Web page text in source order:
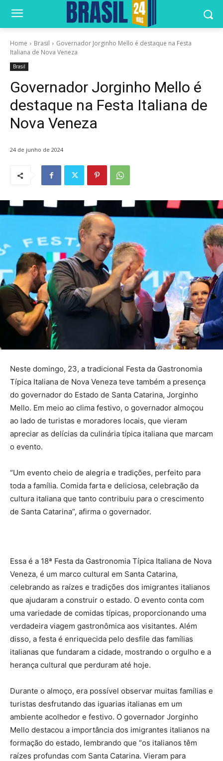
Home Brasil
Governador Jorginho Mello é destaque na Festa
Italiana de Nova Veneza
Brasil
Governador Jorginho Mello é
destaque na Festa Italiana de
Nova Veneza
24 de junho de 2024
Neste domingo, 23, a tradicional Festa da Gastronomia
Típica Italiana de Nova Veneza teve também a presença
do governador do Estado de Santa Catarina, Jorginho
Mello. Em meio ao clima festivo, o governador almoçou
ao lado de turistas e moradores locais, que vieram
apreciar as delícias da culinária típica italiana que marcam
o evento.
“Um evento cheio de alegria e tradições, perfeito para
toda a família. Comida farta e deliciosa, celebração da
cultura italiana que tanto contribuiu para o crescimento
de Santa Catarina”, afirma o governador.
Essa é a 18ª Festa da Gastronomia Típica Italiana de Nova
Veneza, é um marco cultural em Santa Catarina,
celebrando as raízes e tradições dos imigrantes italianos
que ajudaram a construir o estado. O evento conta com
uma variedade de comidas típicas, proporcionando uma
verdadeira viagem gastronômica aos visitantes. Além
disso, a festa é enriquecida pelo desfile das famílias
italianas que fundaram a cidade, mostrando o orgulho e a
herança cultural que perduram até hoje.
Durante o almoço, era possível observar muitas famílias e
turistas desfrutando das iguarias italianas em um
ambiente acolhedor e festivo. O governador Jorginho
Mello destacou a importância dos imigrantes italianos na
formação do estado, lembrando que “os italianos têm
raízes profundas com Santa Catarina. Vieram para